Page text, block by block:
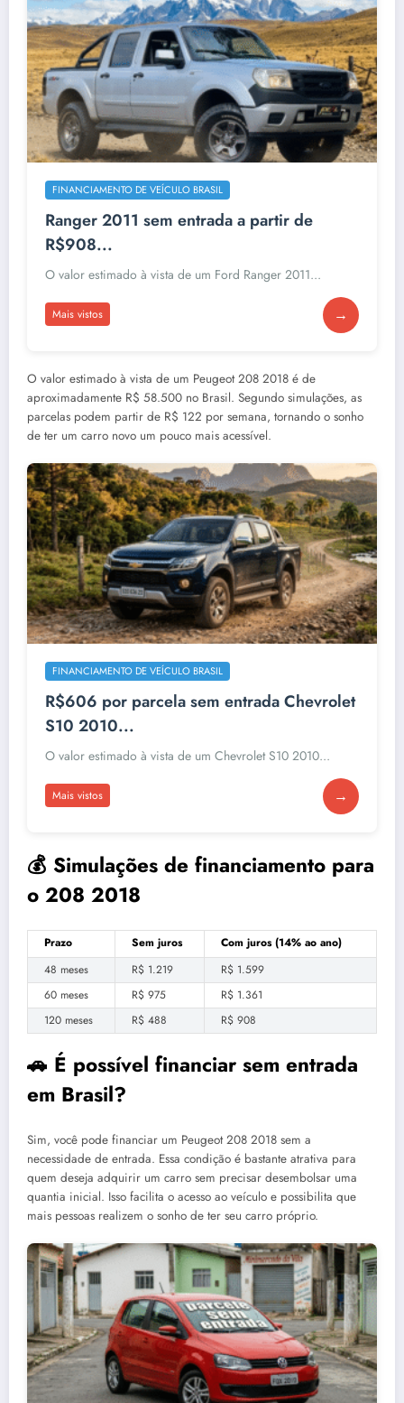
FINANCIAMENTO DE VEÍCULO BRASIL
Ranger 2011 sem entrada a partir de
R$908...
O valor estimado à vista de um Ford Ranger 2011...
Mais vistos →
O valor estimado à vista de um Peugeot 208 2018 é de
aproximadamente R$ 58.500 no Brasil. Segundo simulações, as
parcelas podem partir de R$ 122 por semana, tornando o sonho
de ter um carro novo um pouco mais acessível.
FINANCIAMENTO DE VEÍCULO BRASIL
R$606 por parcela sem entrada Chevrolet
S10 2010...
O valor estimado à vista de um Chevrolet S10 2010...
Mais vistos →
💰 Simulações de financiamento para
o 208 2018
Prazo Sem juros
Com juros (14% ao ano)
48 meses
R$ 1.219
R$ 1.599
60 meses
R$ 975
R$ 1.361
120 meses
R$ 488 R$ 908
🚗 É possível financiar sem entrada
em Brasil?
Sim, você pode financiar um Peugeot 208 2018 sem a
necessidade de entrada. Essa condição é bastante atrativa para
quem deseja adquirir um carro sem precisar desembolsar uma
quantia inicial. Isso facilita o acesso ao veículo e possibilita que
mais pessoas realizem o sonho de ter seu carro próprio.